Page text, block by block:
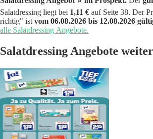
Salatdressing liegt bei 1,11 € auf Seite 38. Der
richtig" ist vom 06.08.2026 bis 12.08.2026
alle Salatdressing Angebote.
Salatdressing Angebote